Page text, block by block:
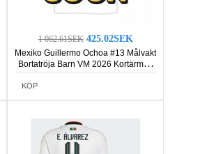
1 062.61SEK 425.02SEK
Mexiko Guillermo Ochoa #13 Målvakt
Bortatröja Barn VM 2026 Kortärmad
(+ Korta byxor)
KÖP